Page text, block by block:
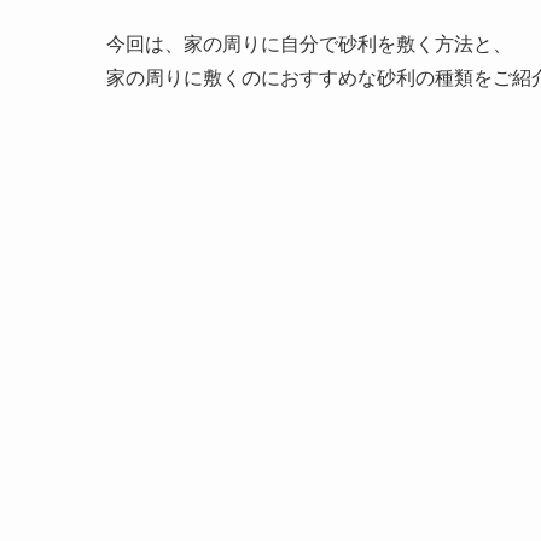
今回は、家の周りに自分で砂利を敷く方法と、
家の周りに敷くのにおすすめな砂利の種類をご紹